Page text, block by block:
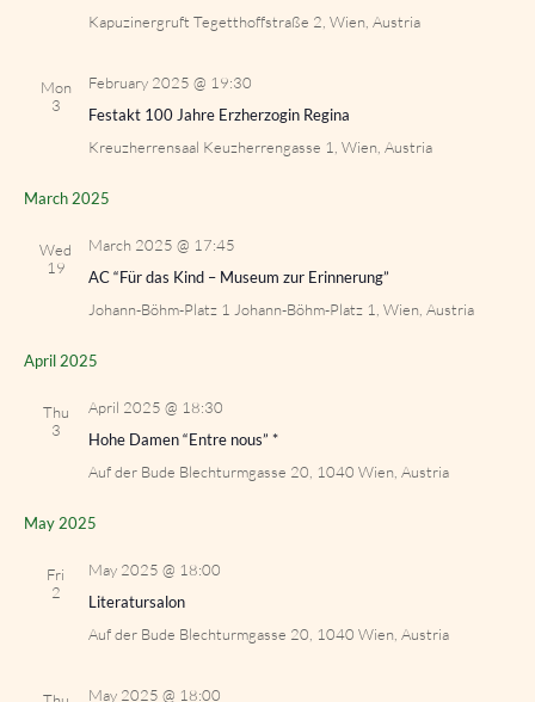
Kapuzinergruft Tegetthoffstraße 2, Wien, Austria
Mon
3
February 2025 @ 19:30
Festakt 100 Jahre Erzherzogin Regina
Kreuzherrensaal Keuzherrengasse 1, Wien, Austria
March 2025
Wed
19
March 2025 @ 17:45
AC “Für das Kind – Museum zur Erinnerung”
Johann-Böhm-Platz 1 Johann-Böhm-Platz 1, Wien, Austria
April 2025
Thu
3
April 2025 @ 18:30
Hohe Damen “Entre nous” *
Auf der Bude Blechturmgasse 20, 1040 Wien, Austria
May 2025
Fri
2
May 2025 @ 18:00
Literatursalon
Auf der Bude Blechturmgasse 20, 1040 Wien, Austria
May 2025 @ 18:00